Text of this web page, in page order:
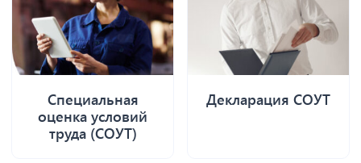
Специальная
оценка условий
труда (СОУТ)
Декларация СОУТ